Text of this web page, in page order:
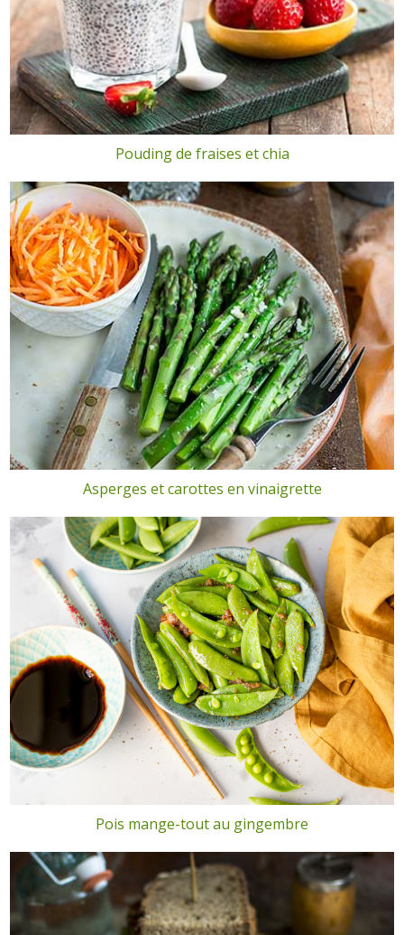
Pouding de fraises et chia
Asperges et carottes en vinaigrette
Pois mange-tout au gingembre